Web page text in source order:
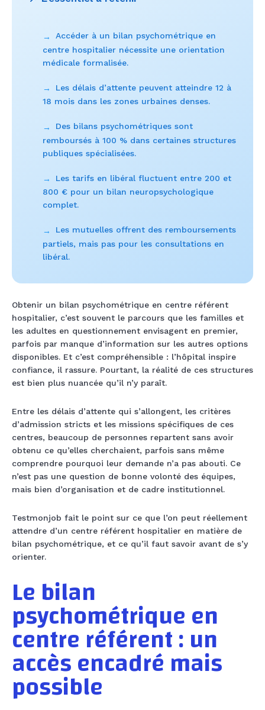
→
Accéder à un bilan psychométrique en
centre hospitalier nécessite une orientation
médicale formalisée.
→
Les délais d’attente peuvent atteindre 12 à
18 mois dans les zones urbaines denses.
→
Des bilans psychométriques sont
remboursés à 100 % dans certaines structures
publiques spécialisées.
→
Les tarifs en libéral fluctuent entre 200 et
800 € pour un bilan neuropsychologique
complet.
→
Les mutuelles offrent des remboursements
partiels, mais pas pour les consultations en
libéral.
Obtenir un bilan psychométrique en centre référent
hospitalier, c’est souvent le parcours que les familles et
les adultes en questionnement envisagent en premier,
parfois par manque d’information sur les autres options
disponibles. Et c’est compréhensible : l’hôpital inspire
confiance, il rassure. Pourtant, la réalité de ces structures
est bien plus nuancée qu’il n’y paraît.
Entre les délais d’attente qui s’allongent, les critères
d’admission stricts et les missions spécifiques de ces
centres, beaucoup de personnes repartent sans avoir
obtenu ce qu’elles cherchaient, parfois sans même
comprendre pourquoi leur demande n’a pas abouti. Ce
n’est pas une question de bonne volonté des équipes,
mais bien d’organisation et de cadre institutionnel.
Testmonjob fait le point sur ce que l’on peut réellement
attendre d’un centre référent hospitalier en matière de
bilan psychométrique, et ce qu’il faut savoir avant de s’y
orienter.
Le bilan
psychométrique en
centre référent : un
accès encadré mais
possible